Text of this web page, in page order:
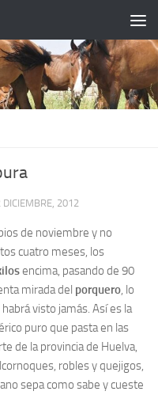
DICIEMBRE, 2012
de noviembre y no
cuatro meses, los
encima, pasando de 90
mirada del porquero , lo
visto jamás. Así es la
puro que pasta en las
de la provincia de Huelva,
robles y quejigos,
sepa como sabe y cueste